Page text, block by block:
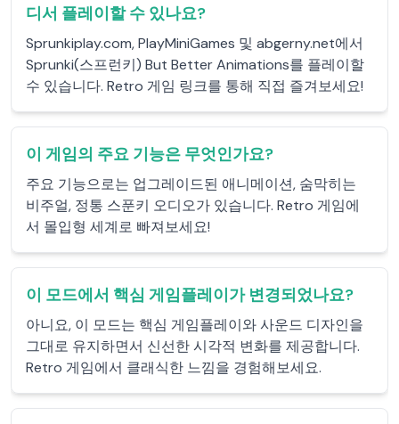
디서 플레이할 수 있나요?
Sprunkiplay.com, PlayMiniGames 및 abgerny.net에서
Sprunki(스프런키) But Better Animations를 플레이할
수 있습니다. Retro 게임 링크를 통해 직접 즐겨보세요!
이 게임의 주요 기능은 무엇인가요?
주요 기능으로는 업그레이드된 애니메이션, 숨막히는
비주얼, 정통 스푼키 오디오가 있습니다. Retro 게임에
서 몰입형 세계로 빠져보세요!
이 모드에서 핵심 게임플레이가 변경되었나요?
아니요, 이 모드는 핵심 게임플레이와 사운드 디자인을
그대로 유지하면서 신선한 시각적 변화를 제공합니다.
Retro 게임에서 클래식한 느낌을 경험해보세요.